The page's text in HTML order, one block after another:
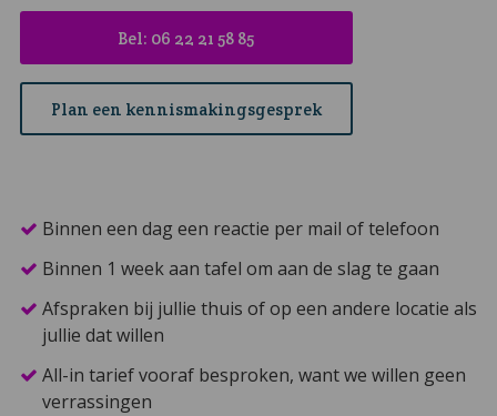
Bel: 06 22 21 58 85
Plan een kennismakingsgesprek
Binnen een dag een reactie per mail of telefoon
Binnen 1 week aan tafel om aan de slag te gaan
Afspraken bij jullie thuis of op een andere locatie als
jullie dat willen
All-in tarief vooraf besproken, want we willen geen
verrassingen